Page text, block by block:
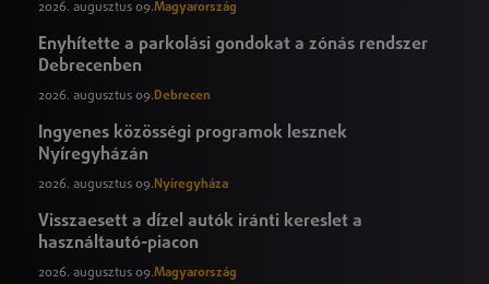
2026. augusztus 09.Magyarország
Enyhítette a parkolási gondokat a zónás rendszer
Debrecenben
2026. augusztus 09.Debrecen
Ingyenes közösségi programok lesznek
Nyíregyházán
2026. augusztus 09. Nyíregyháza
Visszaesett a dízel autók iránti kereslet a
használtautó-piacon
2026. augusztus 09.Magyarország